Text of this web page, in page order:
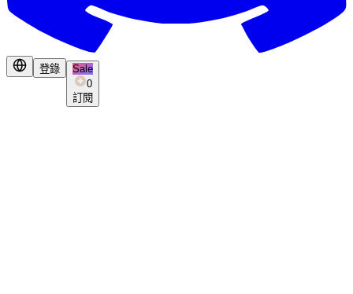
登錄
Sale
0
訂閱